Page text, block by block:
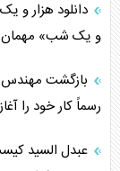
اوکراین بازوی
اهمیت راهبردی
همسویی
دانلود هزار و
و یک شب»
بازگشت مهندس
رسماً کار خود را
عبدل السید